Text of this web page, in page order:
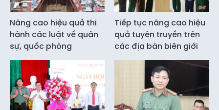
Nâng cao hiệu quả thi
hành các luật về quân
sự, quốc phòng
Tiếp tục nâng cao hiệu
quả tuyên truyền trên
các địa bàn biên giới